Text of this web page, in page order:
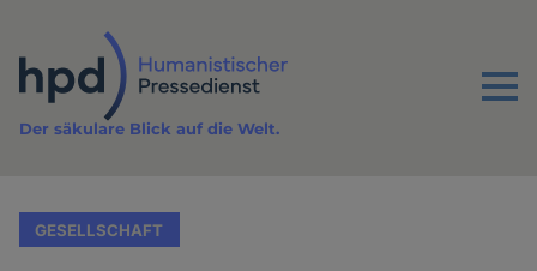
Inhalt
Menu
Der säkulare Blick auf die Welt.
GESELLSCHAFT